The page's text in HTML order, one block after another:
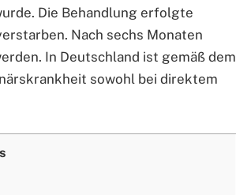
Die Behandlung erfolgte
Nach sechs Monaten
In Deutschland ist gemäß dem
sowohl bei direktem